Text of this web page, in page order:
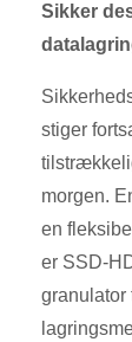
Sikker
stiger
morgen.
en
er SSD-
granulator